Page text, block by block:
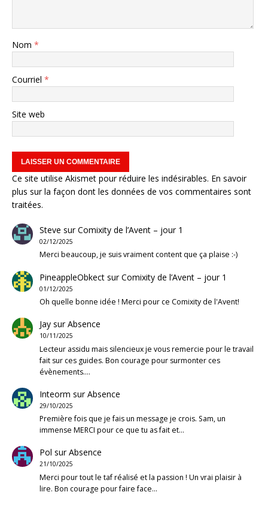
Nom *
Courriel *
Site web
Ce site utilise Akismet pour réduire les indésirables. En savoir
plus sur la façon dont les données de vos commentaires sont
traitées.
Steve surComixity de l’Avent – jour 1
02/12/2025
Merci beaucoup, je suis vraiment content que ça plaise :-)
PineappleObkectsurComixity de l’Avent – jour 1
01/12/2025
Oh quelle bonne idée ! Merci pour ce Comixity de l'Avent!
JaysurAbsence
10/11/2025
Lecteur assidu mais silencieux je vous remercie pour le travail
fait sur ces guides. Bon courage pour surmonter ces
évènements.…
Inteorm surAbsence
29/10/2025
Première fois que je fais un message je crois. Sam, un
immense MERCI pour ce que tu as fait et…
Pol surAbsence
21/10/2025
Merci pour tout le taf réalisé et la passion ! Un vrai plaisir à
lire. Bon courage pour faire face…